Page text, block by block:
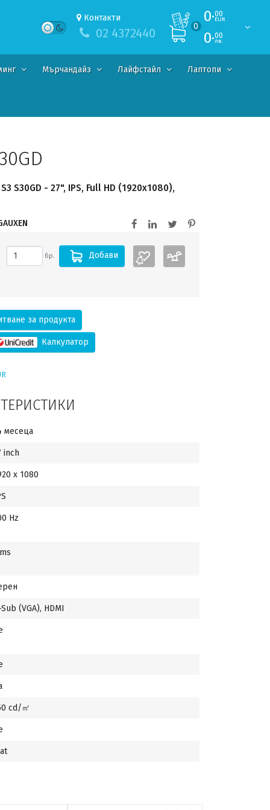
Контакти
02 4372440 0
0·00
EUR
0·00
лв.
Мърчандайз Лайфстайл Лаптопи
S30GD - 27", IPS, Full HD (1920x1080),
бр. Добави
за продукта
Калкулатор
месеца
inch
x 1080
Hz
(VGA), HDMI
cd/㎡